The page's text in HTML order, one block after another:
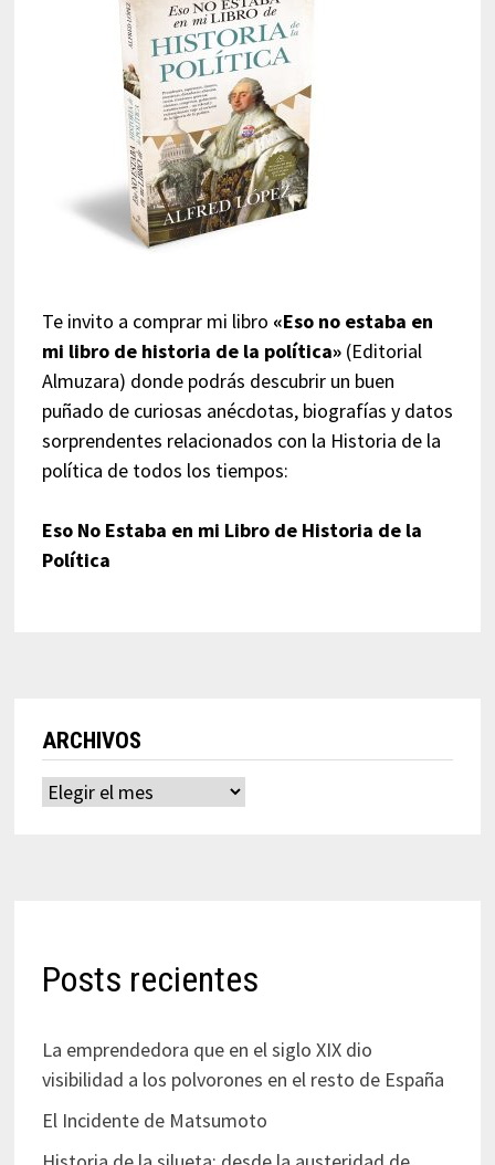
Te invito a comprar mi libro «Eso no estaba en
mi libro de historia de la política»(Editorial
Almuzara) donde podrás descubrir un buen
puñado de curiosas anécdotas, biografías y datos
sorprendentes relacionados con la Historia de la
política de todos los tiempos:
Eso No Estaba en mi Libro de Historia de la
Política
ARCHIVOS
Archivos
Posts recientes
La emprendedora que en el siglo XIX dio
visibilidad a los polvorones en el resto de España
El Incidente de Matsumoto